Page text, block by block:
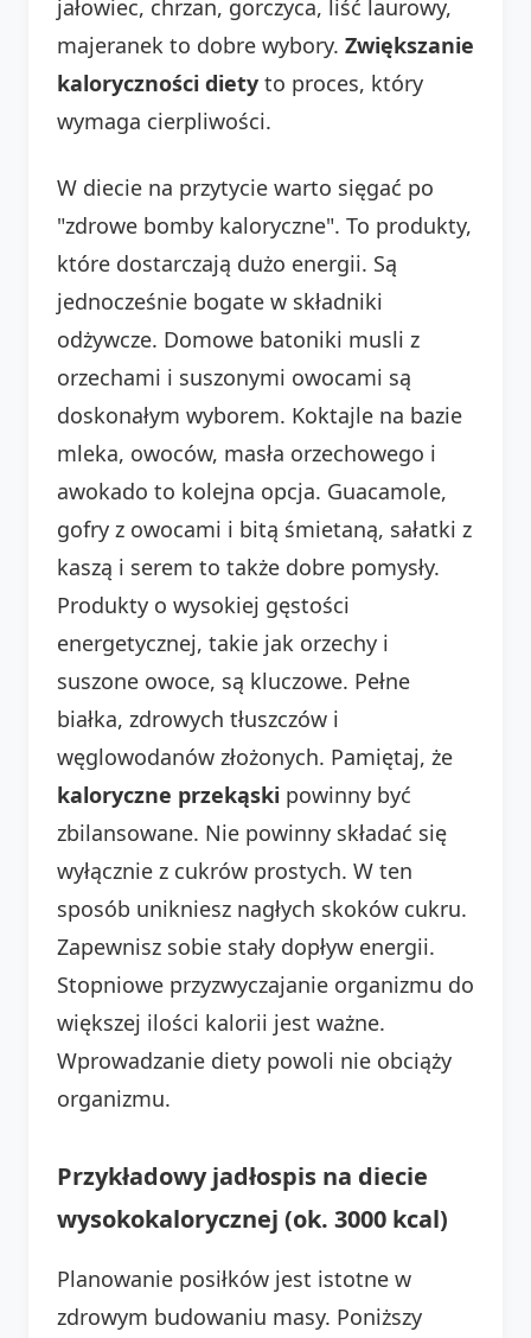
jałowiec, chrzan, gorczyca, liść laurowy,
majeranek to dobre wybory. Zwiększanie
kaloryczności diety to proces, który
wymaga cierpliwości.
W diecie na przytycie warto sięgać po
"zdrowe bomby kaloryczne". To produkty,
które dostarczają dużo energii. Są
jednocześnie bogate w składniki
odżywcze. Domowe batoniki musli z
orzechami i suszonymi owocami są
doskonałym wyborem. Koktajle na bazie
mleka, owoców, masła orzechowego i
awokado to kolejna opcja. Guacamole,
gofry z owocami i bitą śmietaną, sałatki z
kaszą i serem to także dobre pomysły.
Produkty o wysokiej gęstości
energetycznej, takie jak orzechy i
suszone owoce, są kluczowe. Pełne
białka, zdrowych tłuszczów i
węglowodanów złożonych. Pamiętaj, że
kaloryczne przekąski powinny być
zbilansowane. Nie powinny składać się
wyłącznie z cukrów prostych. W ten
sposób unikniesz nagłych skoków cukru.
Zapewnisz sobie stały dopływ energii.
Stopniowe przyzwyczajanie organizmu do
większej ilości kalorii jest ważne.
Wprowadzanie diety powoli nie obciąży
organizmu.
Przykładowy jadłospis na diecie
wysokokalorycznej (ok. 3000 kcal)
Planowanie posiłków jest istotne w
zdrowym budowaniu masy. Poniższy